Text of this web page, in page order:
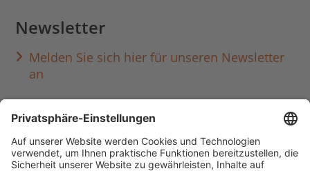
Newsletter
Melden Sie sich hier für unseren Newsletter
an
Häufig aufgerufen
Standorte & Öffnungszeiten